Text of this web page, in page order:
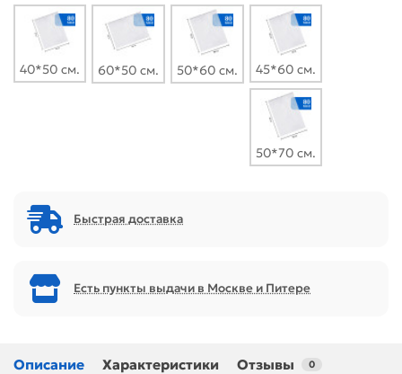
40*50 см. 60*50 см. 50*60 см. 45*60 см.
50*70 см.
Быстрая доставка
Есть пункты выдачи в Москве и Питере
Описание Характеристики Отзывы 0